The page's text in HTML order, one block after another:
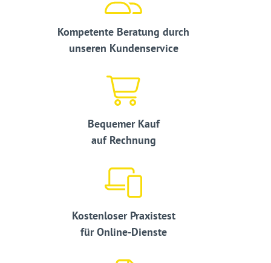
Kompetente Beratung durch
unseren Kundenservice
Bequemer Kauf
auf Rechnung
Kostenloser Praxistest
für Online-Dienste